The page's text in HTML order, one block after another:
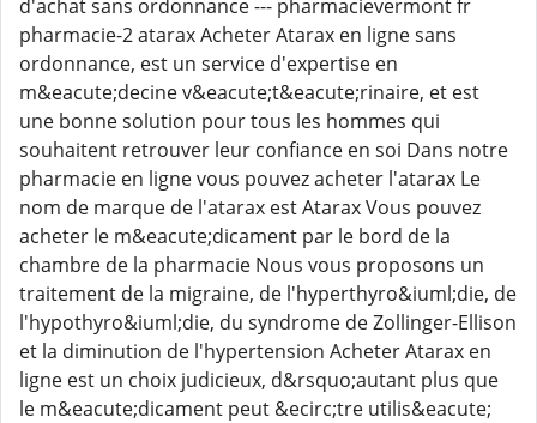
d'achat sans ordonnance --- pharmacievermont fr
pharmacie-2 atarax Acheter Atarax en ligne sans
ordonnance, est un service d'expertise en
m&eacute;decine v&eacute;t&eacute;rinaire, et est
une bonne solution pour tous les hommes qui
souhaitent retrouver leur confiance en soi Dans notre
pharmacie en ligne vous pouvez acheter l'atarax Le
nom de marque de l'atarax est Atarax Vous pouvez
acheter le m&eacute;dicament par le bord de la
chambre de la pharmacie Nous vous proposons un
traitement de la migraine, de l'hyperthyro&iuml;die, de
l'hypothyro&iuml;die, du syndrome de Zollinger-Ellison
et la diminution de l'hypertension Acheter Atarax en
ligne est un choix judicieux, d&rsquo;autant plus que
le m&eacute;dicament peut &ecirc;tre utilis&eacute;